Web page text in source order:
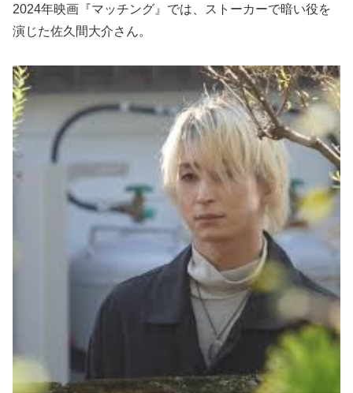
2024年映画『マッチング』では、ストーカーで暗い役を
演じた佐久間大介さん。